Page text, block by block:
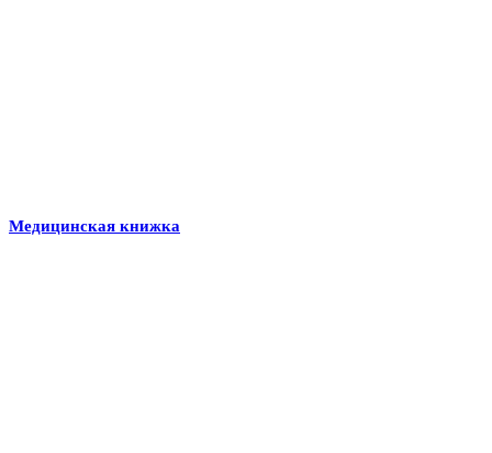
Медицинская книжка